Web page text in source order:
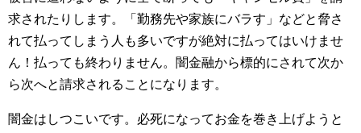
求されたりします。「勤務先や家族にバラす」などと脅さ
れて払ってしまう人も多いですが絶対に払ってはいけませ
ん！払っても終わりません。闇金融から標的にされて次か
ら次へと請求されることになります。
闇金はしつこいです。必死になってお金を巻き上げようと